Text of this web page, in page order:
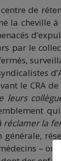
centre de
la
par le
le CRA
leurs
la
générale,
–